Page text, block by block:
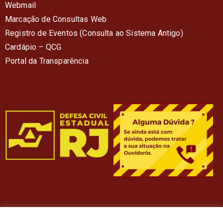
Webmail
Marcação de Consultas Web
Registro de Eventos (Consulta ao Sistema Antigo)
Cardápio – QCG
Portal da Transparência